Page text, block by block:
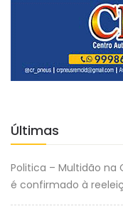
Últimas
Politica – Multidão na
é confirmado à